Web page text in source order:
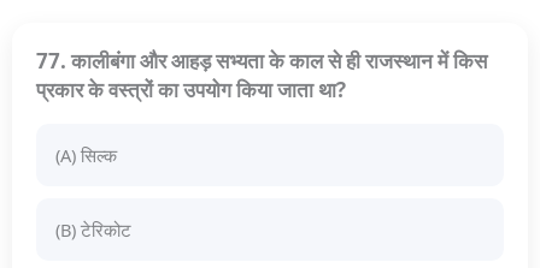
77. कालीबंगा और आहड़ सभ्यता के काल से ही राजस्थान में किस
प्रकार के वस्त्रों का उपयोग किया जाता था?
(A) सिल्क
(B) टेरिकोट